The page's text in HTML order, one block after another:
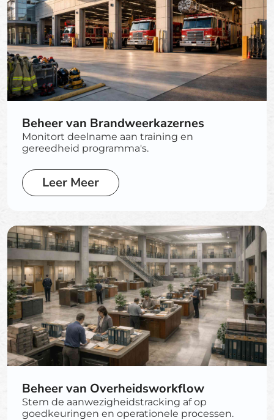
Beheer van Brandweerkazernes
Monitort deelname aan training en
gereedheid programma's.
Leer Meer
Beheer van Overheidsworkflow
Stem de aanwezigheidstracking af op
goedkeuringen en operationele processen.